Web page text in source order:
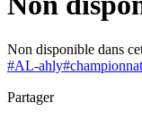
Non disponible dans
#AL-ahly#
Partager